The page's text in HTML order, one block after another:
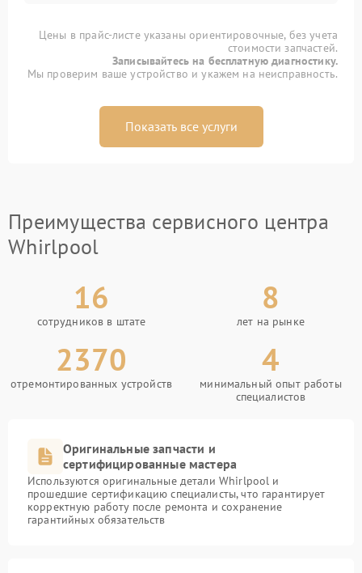
Цены в прайс-листе указаны ориентировочные, без учета
стоимости запчастей.
Записывайтесь на бесплатную диагностику.
Мы проверим ваше устройство и укажем на неисправность.
Показать все услуги
Преимущества сервисного центра
Whirlpool
16
сотрудников в штате
8
лет на рынке
2370
отремонтированных устройств
4
минимальный опыт работы
специалистов
Оригинальные запчасти и
сертифицированные мастера
Используются оригинальные детали Whirlpool и
прошедшие сертификацию специалисты, что гарантирует
корректную работу после ремонта и сохранение
гарантийных обязательств